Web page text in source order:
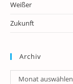
Weißer
Zukunft
Archiv
Archiv
Monat auswählen